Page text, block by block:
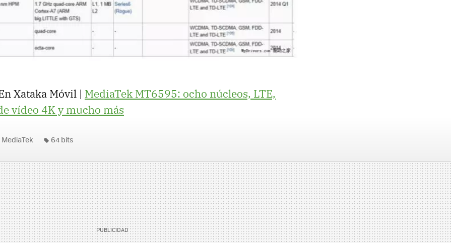
Xataka Móvil | MediaTek MT6595: ocho núcleos, LTE,
vídeo 4K y mucho más
MediaTek 64 bits